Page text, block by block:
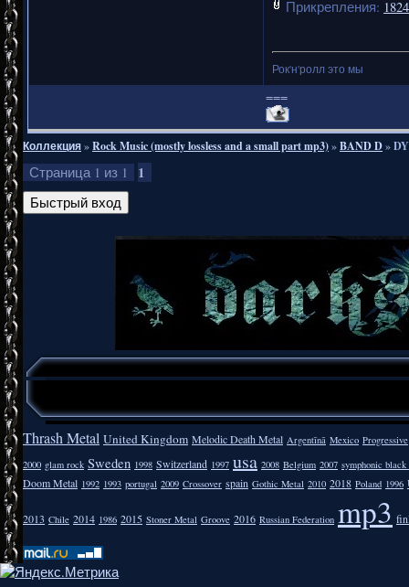
Прикрепления:
Рок'н'ролл это мы
===
Коллекция»Rock Music (mostly lossless and a small part mp3)»BAND D»
Страница 1 из 1 1
Thrash Metal United Kingdom Melodic Death Metal Argentīnā Mexico Progressive
2000 glam rock Sweden 1998 Switzerland 1997 usa 2008 Belgium 2007 symphonic
Doom Metal 1992 1993 portugal 2009 Crossover spain Gothic Metal 2010 2018 Poland 1996
2013 Chile 2014 1986 2015 Stoner Metal Groove 2016 Russian Federation mp3